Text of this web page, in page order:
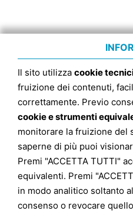
Il sito utilizza cookie
fruizione dei contenuti,
correttamente. Previo
cookie e strumenti
monitorare la fruizione del
saperne di più puoi
Premi "ACCETTA TUTTI"
equivalenti. Premi
in modo analitico soltanto
consenso o revocare